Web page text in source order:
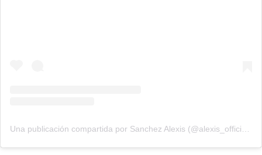
Una publicación compartida por Sanchez Alexis (@alexis_officia1)